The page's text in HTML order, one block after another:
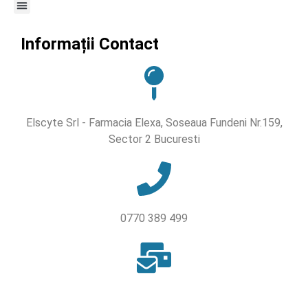
Informații Contact
Elscyte Srl - Farmacia Elexa, Soseaua Fundeni Nr.159,
Sector 2 Bucuresti
0770 389 499